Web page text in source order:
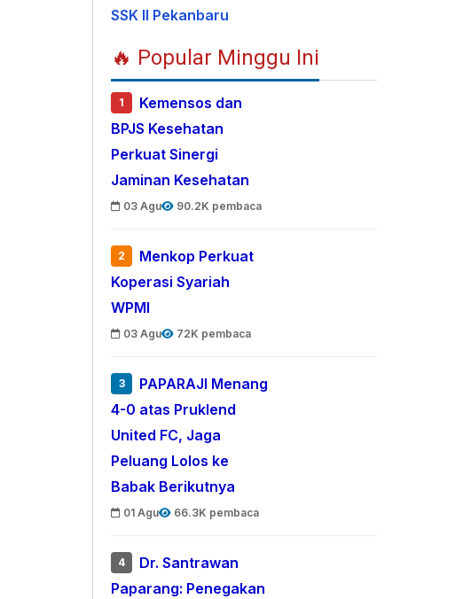
SSK II Pekanbaru
🔥 Popular Minggu Ini
1
Kemensos dan
BPJS Kesehatan
Perkuat Sinergi
Jaminan Kesehatan
03 Agu 90.2K pembaca
2
Menkop Perkuat
Koperasi Syariah
WPMI
03 Agu 72K pembaca
3
PAPARAJI Menang
4-0 atas Pruklend
United FC, Jaga
Peluang Lolos ke
Babak Berikutnya
01 Agu 66.3K pembaca
4
Dr. Santrawan
Paparang: Penegakan